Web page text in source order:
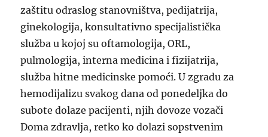
zaštitu odraslog stanovništva, pedijatrija,
ginekologija, konsultativno specijalistička
služba u kojoj su oftamologija, ORL,
pulmologija, interna medicina i fizijatrija,
služba hitne medicinske pomoći. U zgradu za
hemodijalizu svakog dana od ponedeljka do
subote dolaze pacijenti, njih dovoze vozači
Doma zdravlja, retko ko dolazi sopstvenim